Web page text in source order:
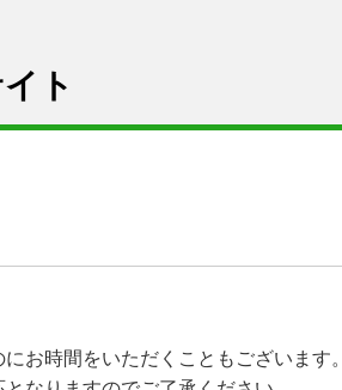
ト
お時間をいただくこともございます。